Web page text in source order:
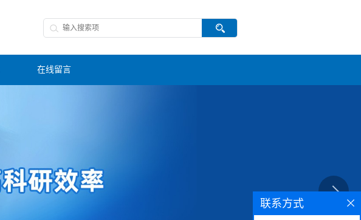
在线留言
联系方式